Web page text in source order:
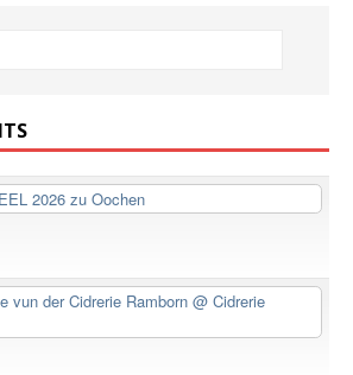
2026 zu Oochen
vun der Cidrerie Ramborn @ Cidrerie